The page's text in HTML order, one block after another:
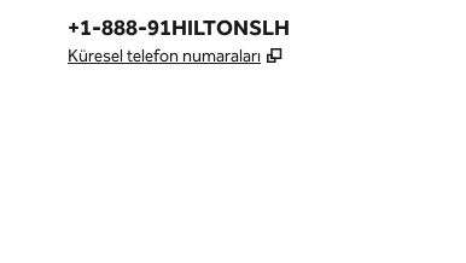
Telefon:
+1-888-91HILTONSLH
Küresel telefon numaraları ,